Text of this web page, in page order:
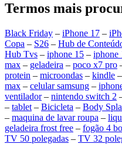
Termos mais
Black Friday – iPhone 17 –
Copa – S26 – Hub de
Hub Tvs – iphone 15 – iphone
max – geladeira – poco x7 pro
protein – microondas – kindle –
max – celular samsung –
ventilador– nintendo switch 2
– tablet – Bicicleta – Body
– maquina de lavar roupa –
geladeira frost free – fogão 4
TV 50 polegadas – TV 32